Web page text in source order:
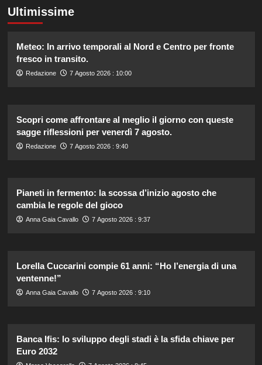
Ultimissime
Meteo: In arrivo temporali al Nord e Centro per fronte
fresco in transito.
Redazione 7 Agosto 2026 : 10:00
Scopri come affrontare al meglio il giorno con queste
sagge riflessioni per venerdì 7 agosto.
Redazione 7 Agosto 2026 : 9:40
Pianeti in fermento: la scossa d’inizio agosto che
cambia le regole del gioco
Anna Gaia Cavallo 7 Agosto 2026 : 9:37
Lorella Cuccarini compie 61 anni: “Ho l’energia di una
ventenne!”
Anna Gaia Cavallo 7 Agosto 2026 : 9:10
Banca Ifis: lo sviluppo degli stadi è la sfida chiave per
Euro 2032